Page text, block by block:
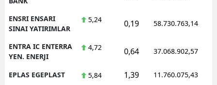
ENSRI ENSARI
SINAI YATIRIMLAR
5,24 0,19 58.730.763,14
ENTRA IC ENTERRA
YEN. ENERJI
4,72 0,64 37.068.902,57
EPLAS EGEPLAST 5,84 1,39 11.760.075,43